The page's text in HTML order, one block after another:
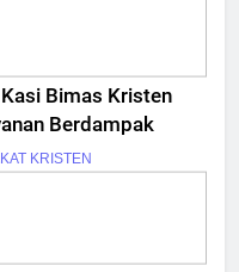
Bimas Kristen
Berdampak
KRISTEN